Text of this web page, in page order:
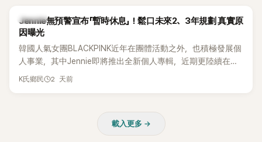
K-POP
Jennie無預警宣布「暫時休息」！鬆口未來2、3年規劃 真實原
因曝光
韓國人氣女團BLACKPINK近年在團體活動之外，也積極發展個
人事業，其中Jennie即將推出全新個人專輯，近期更陸續在演
出中搶先公開新歌，引發粉絲高度期待。不過，她近日受訪時
K氏鄉民 2 天前
載入更多 →